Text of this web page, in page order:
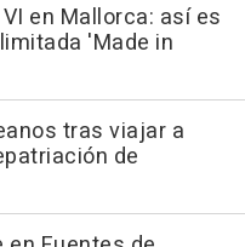
en Mallorca: así es
'Made in
tras viajar a
de